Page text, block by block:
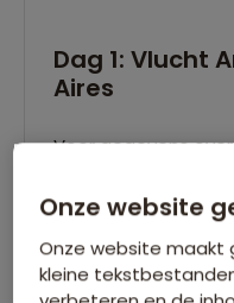
Dag 1: Vlucht
Aires
Voor gegevens
Onze website
Onze website maakt
kleine